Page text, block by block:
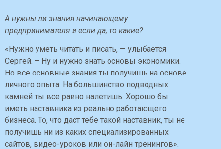
А нужны ли знания начинающему
предпринимателя и если да, то какие?
«Нужно уметь читать и писать, — улыбается
Сергей. – Ну и нужно знать основы экономики.
Но все основные знания ты получишь на основе
личного опыта. На большинство подводных
камней ты все равно налетишь. Хорошо бы
иметь наставника из реально работающего
бизнеса. То, что даст тебе такой наставник, ты не
получишь ни из каких специализированных
сайтов, видео-уроков или он-лайн тренингов».